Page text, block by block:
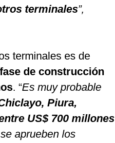
terminales”,
terminales es de
de construcción
. “Es muy probable
Piura,
US$ 700 millones
aprueben los